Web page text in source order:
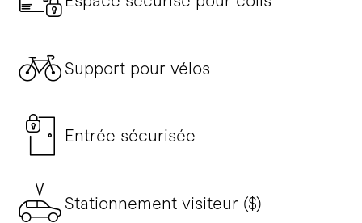
Support pour vélos
Entrée sécurisée
Stationnement visiteur ($)